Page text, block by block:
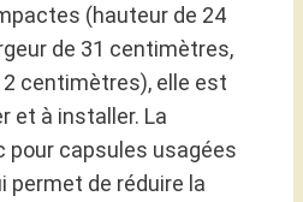
(hauteur de 24
de 31 centimètres,
centimètres), elle est
et à installer. La
pour capsules usagées
permet de réduire la